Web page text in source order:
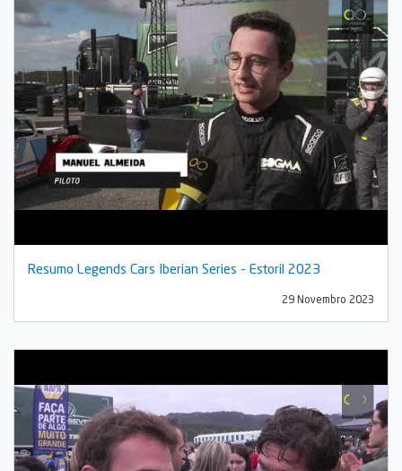
Resumo Legends Cars Iberian Series - Estoril 2023
29 Novembro 2023